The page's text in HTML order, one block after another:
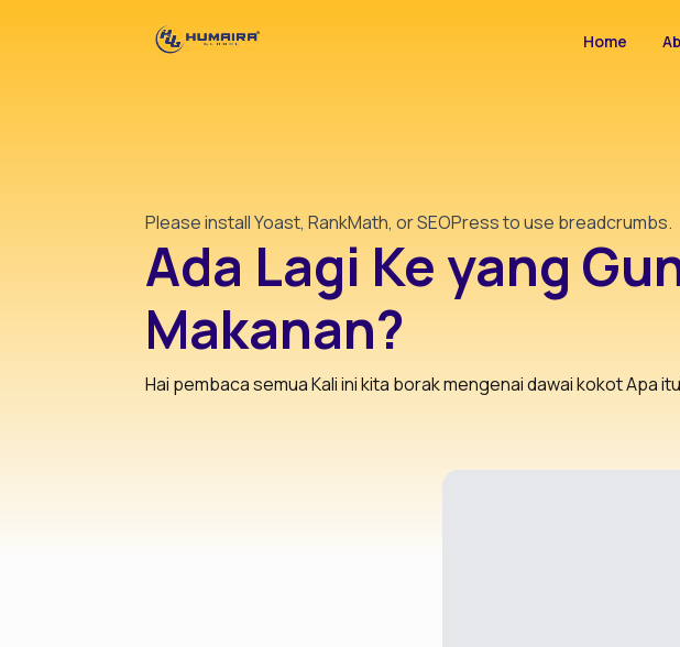
Home
Please install Yoast, RankMath, or SEOPress to use breadcrumbs.
Ada Lagi Ke yang
Makanan?
Hai pembaca semua Kali ini kita borak mengenai dawai kokot Apa